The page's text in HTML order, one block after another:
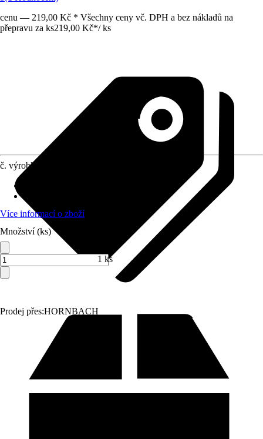
cenu — 219,00 Kč * Všechny ceny vč. DPH a bez nákladů na
přepravu za ks219,00 Kč*/ ks
Prodej přes:HORNBACH
č. výrobku
Více informací o zboží
Množství (ks)
1 ks